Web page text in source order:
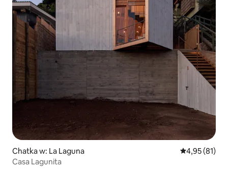
Chatka w: La Laguna Średnia
4,95 (81)
Casa Lagunita